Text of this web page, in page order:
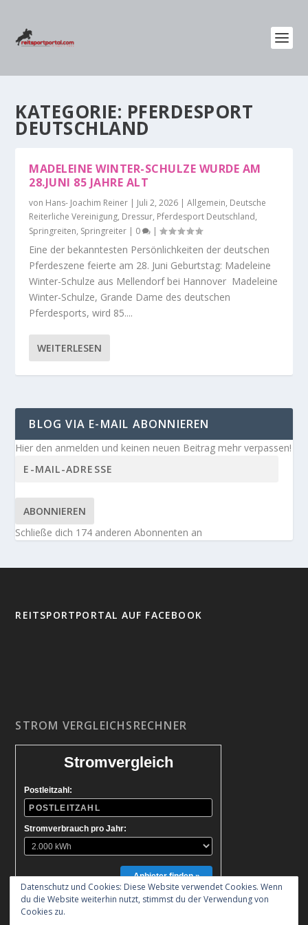
KATEGORIE: PFERDESPORT
DEUTSCHLAND
MADELEINE WINTER-SCHULZE WURDE AM
28.JUNI 85 JAHRE ALT
von Hans- Joachim Reiner | Juli 2, 2026 |Allgemein, Deutsche
Reiterliche Vereinigung, Dressur, Pferdesport Deutschland,
Springreiten, Springreiter | 0 |
Eine der bekanntesten Persönlichkeiten der deutschen
Pferdeszene feierte am 28. Juni Geburtstag: Madeleine
Winter-Schulze aus Mellendorf bei Hannover Madeleine
Winter-Schulze, Grande Dame des deutschen
Pferdesports, wird 85....
WEITERLESEN
BLOG VIA E-MAIL ABONNIEREN
Hier den anmelden und keinen neuen Beitrag mehr verpassen!
ABONNIEREN
Schließe dich 174 anderen Abonnenten an
REITSPORTPORTAL AUF FACEBOOK
STROM VERGLEICHSRECHNER
Stromvergleich
Postleitzahl:
Stromverbrauch pro Jahr:
Anbieter finden »
Datenschutz und Cookies: Diese Website verwendet Cookies. Wenn
du die Website weiterhin nutzt, stimmst du der Verwendung von
Cookies zu.